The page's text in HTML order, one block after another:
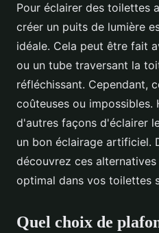
Pour éclairer des toilettes
créer un puits de lumière
idéale. Cela peut être fait
ou un tube traversant la
réfléchissant. Cependant,
coûteuses ou impossibles.
d'autres façons d'éclairer
un bon éclairage artificiel.
découvrez ces
optimal dans vos toilettes
Quel choix de